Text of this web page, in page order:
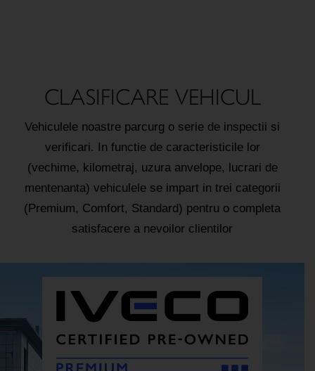
CLASIFICARE VEHICUL
Vehiculele noastre parcurg o serie de inspectii si
verificari. In functie de caracteristicile lor
(vechime, kilometraj, uzura anvelope, lucrari de
mentenanta) vehiculele se impart in trei categorii
(Premium, Comfort, Standard) pentru o completa
satisfacere a nevoilor clientilor